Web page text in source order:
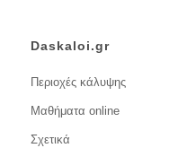
Daskaloi.gr
Περιοχές κάλυψης
Μαθήματα online
Σχετικά